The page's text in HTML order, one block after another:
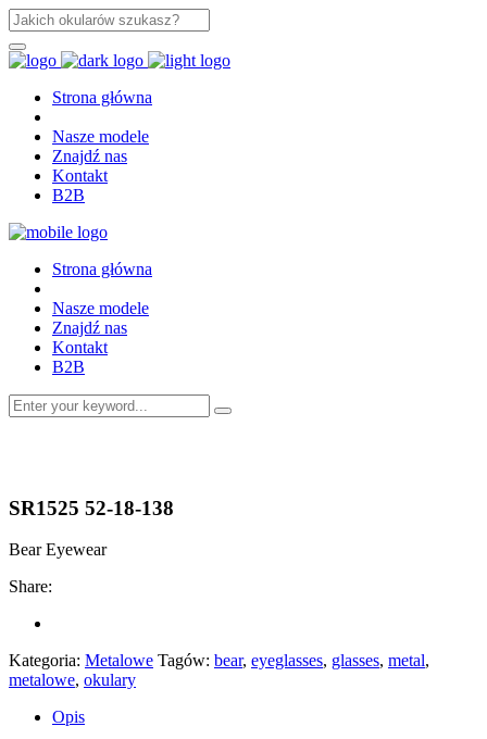
Strona główna
Nasze modele
Znajdź nas
Kontakt
B2B
Strona główna
Nasze modele
Znajdź nas
Kontakt
B2B
Search
for:
SR1525 52-18-138
Bear Eyewear
Share:
Kategoria: Metalowe Tagów: bear, eyeglasses, glasses, metal,
metalowe, okulary
Opis